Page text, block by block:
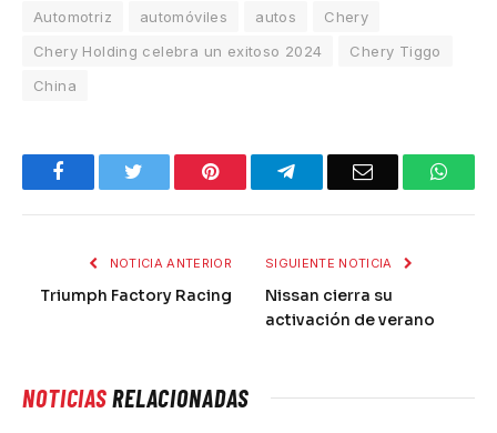
Automotriz automóviles autos
Chery
Chery Holding celebra un exitoso 2024
Chery Tiggo
China
Facebook Pinterest TelegramEmail
NOTICIA ANTERIOR
Triumph Factory Racing
SIGUIENTE NOTICIA
Nissan cierra su
activación de verano
NOTICIASRELACIONADAS